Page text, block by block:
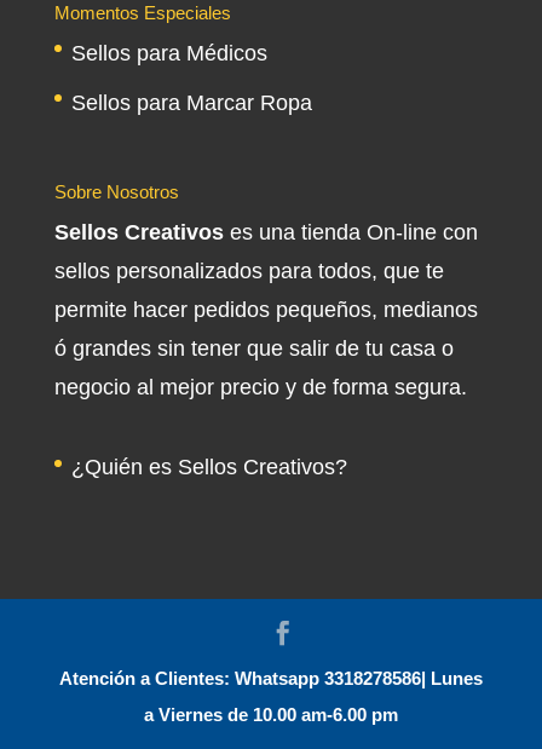
Momentos Especiales
Sellos para Médicos
Sellos para Marcar Ropa
Sobre Nosotros
Sellos Creativoses una tienda On-line con
sellos personalizados para todos, que te
permite hacer pedidos pequeños, medianos
ó grandes sin tener que salir de tu casa o
negocio al mejor precio y de forma segura.
¿Quién es Sellos Creativos?
Atención a Clientes: Whatsapp 3318278586| Lunes
a Viernes de 10.00 am-6.00 pm